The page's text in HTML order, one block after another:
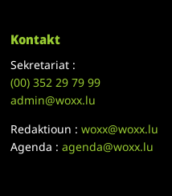
Kontakt
Sekretariat :
(00)352 29 79 99
admin@woxx.lu
Redaktioun :woxx@woxx.lu
Agenda :agenda@woxx.lu